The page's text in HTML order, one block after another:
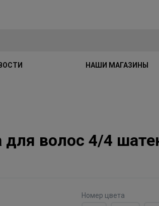
НАШИ МАГАЗИНЫ
для волос 4/4
Номер цвета